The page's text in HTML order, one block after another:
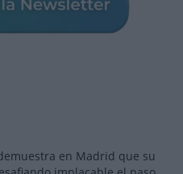
en Madrid que su